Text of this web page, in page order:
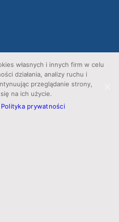
własnych i innych firm w celu
działania, analizy ruchu i
przeglądanie strony,
na ich użycie.
Polityka prywatności